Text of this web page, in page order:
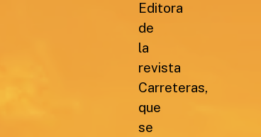
Editora
de
la
revista
Carreteras,
que
se